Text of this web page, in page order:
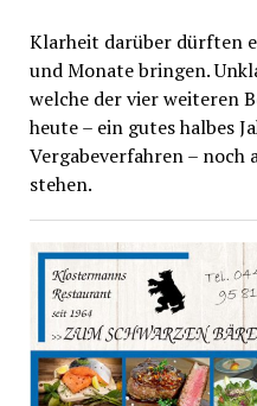
Klarheit darüber dürften
und Monate bringen.
welche der vier weiteren
heute – ein gutes halbes
Vergabeverfahren –
stehen.